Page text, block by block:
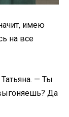
имею
на все
— Ты
Да